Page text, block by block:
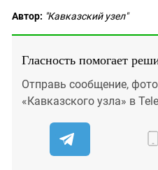
Автор: "Кавказский узел"
Гласность помогает
Отправь сообщение,
«Кавказского узла» в